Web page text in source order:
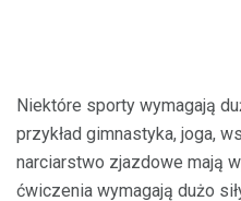
Niektóre sporty wymagają
przykład gimnastyka, joga,
narciarstwo zjazdowe mają
ćwiczenia wymagają dużo